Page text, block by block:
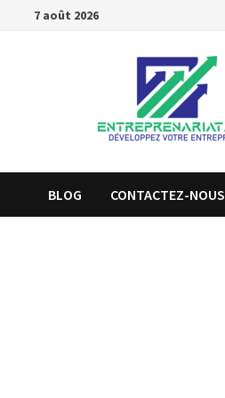
7 août 2026
BLOG CONTACTEZ-NOUS